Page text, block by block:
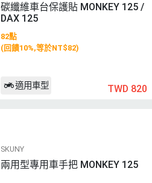
碳纖維車台保護貼 MONKEY 125 /
DAX 125
82點
(回饋10%,等於NT$82)
適用車型 TWD 820
SKUNY
兩用型專用車手把 MONKEY 125